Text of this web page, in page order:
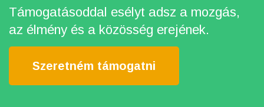
Támogatásoddal esélyt adsz a mozgás,
az élmény és a közösség erejének.
Szeretném támogatni